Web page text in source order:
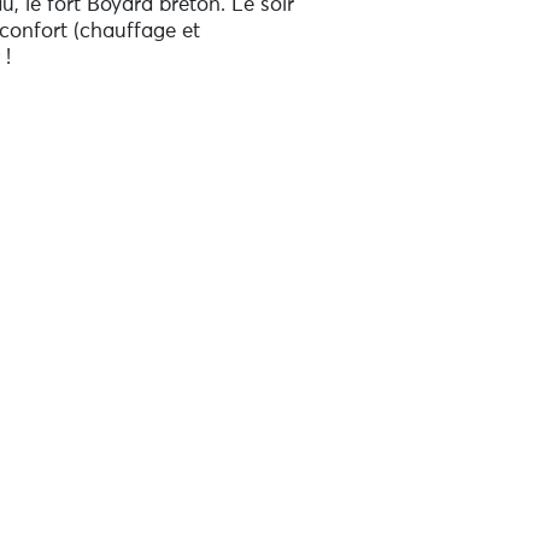
le fort Boyard breton. Le soir
(chauffage et
!
pour une sortie en Baie de
en mer grâce à sa carène
4 pêcheurs.
pas le carburant et les